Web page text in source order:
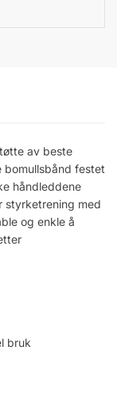
av beste
bomullsbånd festet
håndleddene
styrketrening med
og enkle å
bruk